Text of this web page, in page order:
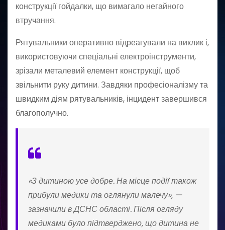
конструкції гойдалки, що вимагало негайного
втручання.
Рятувальники оперативно відреагували на виклик і,
використовуючи спеціальні електроінструменти,
зрізали металевий елемент конструкції, щоб
звільнити руку дитини. Завдяки професіоналізму та
швидким діям рятувальників, інцидент завершився
благополучно.
«З дитиною усе добре. На місце події також
прибули медики та оглянули малечу», —
зазначили в ДСНС області. Після огляду
медиками було підтверджено, що дитина не